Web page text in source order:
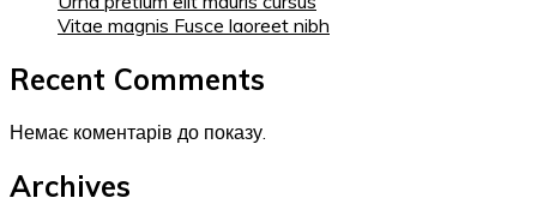
Vitae magnis Fusce laoreet nibh
Recent Comments
Немає коментарів до показу.
Archives